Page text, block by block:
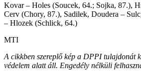
Kovar – Holes (Soucek, 64.; Sojka, 87.),
Cerv (Chory, 87.), Sadilek, Doudera –
– Hlozek (Schlick, 64.)
MTI
A cikkben szereplő kép a DPPI tulajdonát
védelem alatt áll. Engedély nélküli